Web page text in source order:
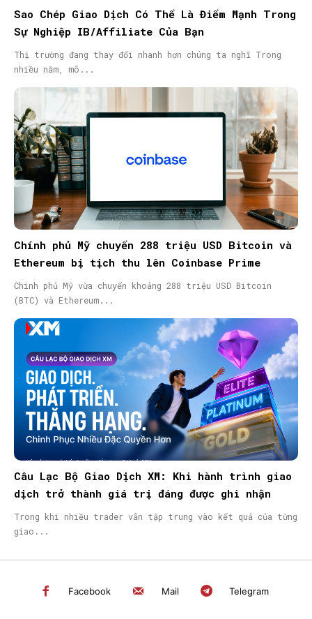
Sao Chép Giao Dịch Có Thể Là Điểm Mạnh Trong
Sự Nghiệp IB/Affiliate Của Bạn
Thị trường đang thay đổi nhanh hơn chúng ta nghĩ Trong
nhiều năm, mô...
Chính phủ Mỹ chuyển 288 triệu USD Bitcoin và
Ethereum bị tịch thu lên Coinbase Prime
Chính phủ Mỹ vừa chuyển khoảng 288 triệu USD Bitcoin
(BTC) và Ethereum...
Câu Lạc Bộ Giao Dịch XM: Khi hành trình giao
dịch trở thành giá trị đáng được ghi nhận
Trong khi nhiều trader vẫn tập trung vào kết quả của từng
giao...
Facebook Mail Telegram